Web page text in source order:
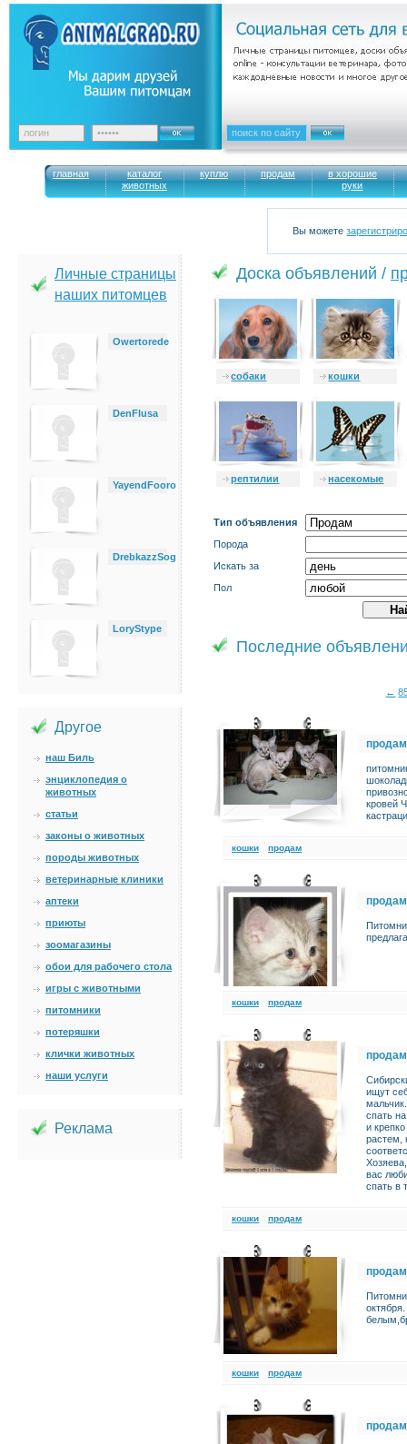
главная
каталог
животных
куплю продам
в хорошие
руки
Вы можете
Личные страницы
наших питомцев
Owertorede
DenFlusa
YayendFooro
DrebkazzSog
LoryStype
Другое
наш Биль
энциклопедия о
животных
статьи
законы о животных
породы животных
ветеринарные клиники
аптеки
приюты
зоомагазины
обои для рабочего стола
игры с животными
питомники
потеряшки
клички животных
наши услуги
Реклама
Доска объявлений /
cобаки кошки
рептилии насекомые
Тип объявления
Порода
Искать за
Пол
Последние
←
продам
кровей
кошки продам
продам
кошки продам
продам
ищут
спать
и
растем,
вас
спать в
кошки продам
продам
кошки продам
продам